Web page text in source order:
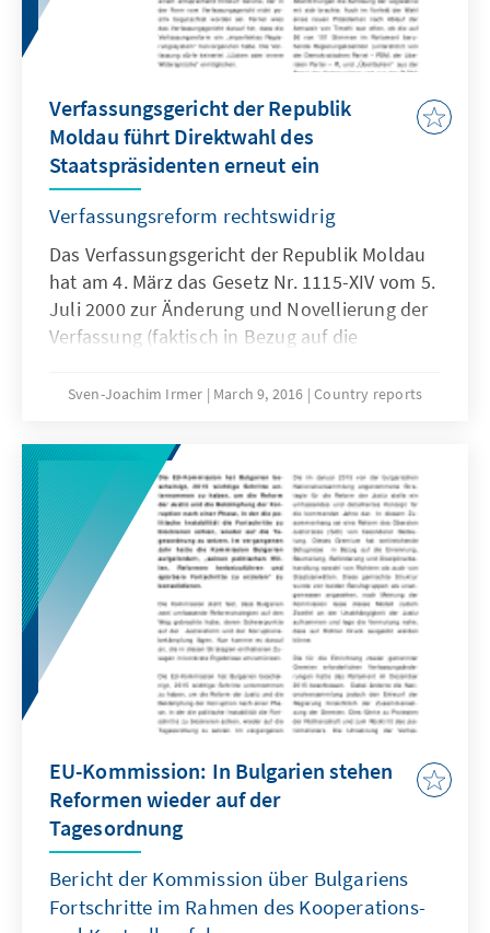
Verfassungsgericht der Republik
Moldau führt Direktwahl des
Staatspräsidenten erneut ein
Verfassungsreform rechtswidrig
Das Verfassungsgericht der Republik Moldau
hat am 4. März das Gesetz Nr. 1115-XIV vom 5.
Juli 2000 zur Änderung und Novellierung der
Verfassung (faktisch in Bezug auf die
verfassungswidrig erklärt. Somit wird der
von den Bürgern gewählt und nicht mehr wie
bisher durch das Parlament. Das Gericht hat
zugleich auch das darauf bezogene Gesetz zur
Verfassungsnovellierung betreffend die Wahl
des Präsidenten der Republik Moldau durch
das Parlament mit einer Dreifünftel-Mehrheit
der Abgeordneten für verfassungswidrig
erklärt.
Sven-Joachim Irmer March 9, 2016 Country reports
EU-Kommission: In Bulgarien stehen
Reformen wieder auf der
Tagesordnung
Bericht der Kommission über Bulgariens
Fortschritte im Rahmen des Kooperations-